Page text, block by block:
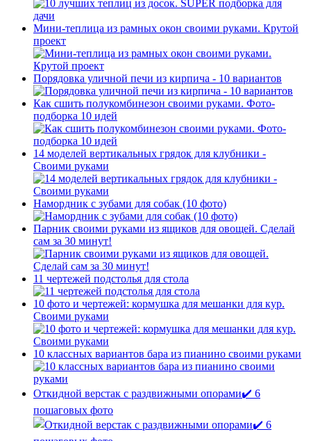
Мини-теплица из рамных окон своими руками. Крутой
проект
Порядовка уличной печи из кирпича - 10 вариантов
Как сшить полукомбинезон своими руками. Фото-
подборка 10 идей
14 моделей вертикальных грядок для клубники -
Своими руками
Намордник с зубами для собак (10 фото)
Парник своими руками из ящиков для овощей. Сделай
сам за 30 минут!
11 чертежей подстолья для стола
10 фото и чертежей: кормушка для мешанки для кур.
Своими руками
10 классных вариантов бара из пианино своими руками
Откидной верстак с раздвижными опорами✔️ 6
пошаговых фото